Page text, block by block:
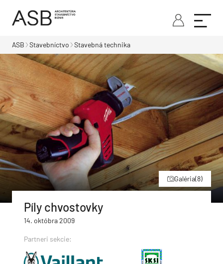
ASB Stavebníctvo Stavebná technika
Galéria(8)
Píly chvostovky
14. októbra 2009
Partneri sekcie: